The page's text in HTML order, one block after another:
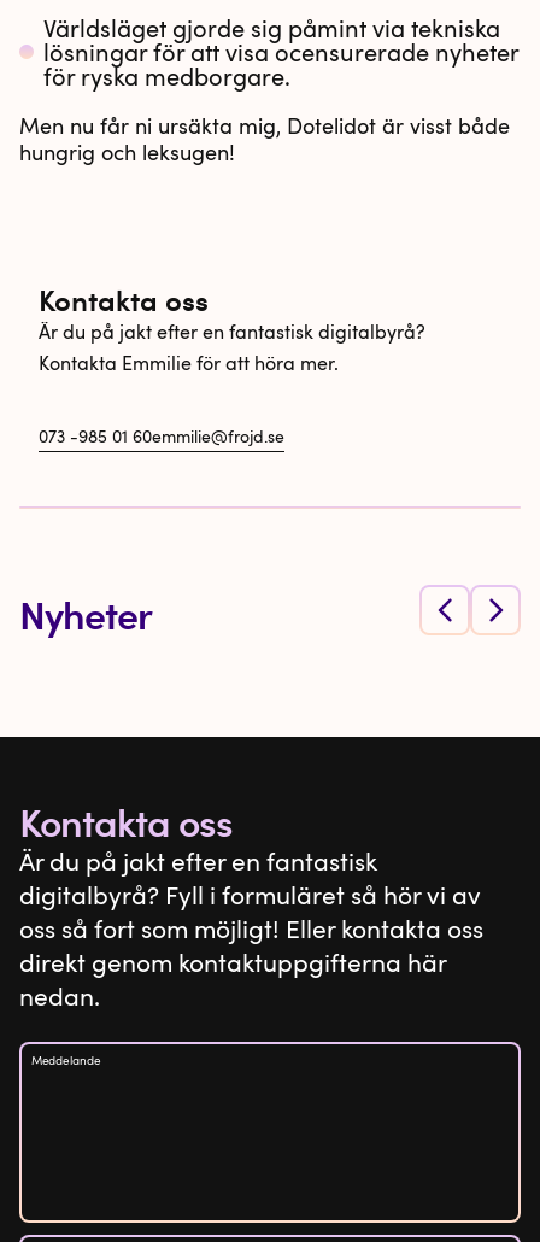
Världsläget gjorde sig påmint via tekniska
lösningar för att visa ocensurerade nyheter
för ryska medborgare.
Men nu får ni ursäkta mig, Dotelidot är visst både
hungrig och leksugen!
Kontakta oss
Är du på jakt efter en fantastisk digitalbyrå?
Kontakta Emmilie för att höra mer.
073 -985 01 60emmilie@frojd.se
Nyheter
Kontakta oss
Är du på jakt efter en fantastisk
digitalbyrå? Fyll i formuläret så hör vi av
oss så fort som möjligt! Eller kontakta oss
direkt genom kontaktuppgifterna här
nedan.
Meddelande